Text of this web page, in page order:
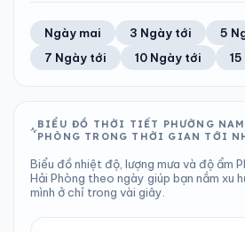
26°C
Khả
1.49 mm
Tổng cả ngày Bình
10
Chỉ số UV
Tốt
Ước
26°C
Ổn định Khả
Trung bình ngày Tốc
TIA UV TẦM
LƯỢNG MƯA
8.88 mm
Tổng cả ngày
ÁP
Bình
Ngày mai 3 Ngày tới
5
7 Ngày tới
10 Ngày tới
BIỂU ĐỒ THỜI TIẾT PHƯỜNG
PHÒNG TRONG THỜI GIAN TỚI
Biểu đồ nhiệt độ, lượng mưa và độ ẩm
Hải Phòng theo ngày giúp bạn nắm xu
mình ở chỉ trong vài giây.